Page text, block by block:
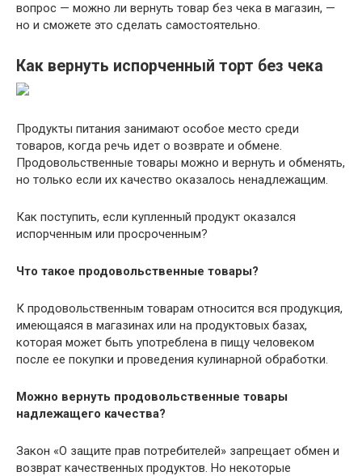
вопрос — можно ли вернуть товар без чека в магазин, —
но и сможете это сделать самостоятельно.
Как вернуть испорченный торт без чека
Продукты питания занимают особое место среди
товаров, когда речь идет о возврате и обмене.
Продовольственные товары можно и вернуть и обменять,
но только если их качество оказалось ненадлежащим.
Как поступить, если купленный продукт оказался
испорченным или просроченным?
Что такое продовольственные товары?
К продовольственным товарам относится вся продукция,
имеющаяся в магазинах или на продуктовых базах,
которая может быть употреблена в пищу человеком
после ее покупки и проведения кулинарной обработки.
Можно вернуть продовольственные товары
надлежащего качества?
Закон «О защите прав потребителей» запрещает обмен и
возврат качественных продуктов. Но некоторые